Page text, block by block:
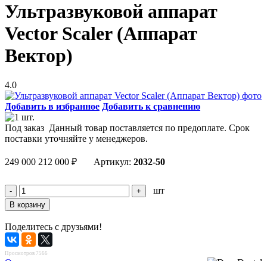
Ультразвуковой аппарат
Vector Scaler (Аппарат
Вектор)
4.0
Добавить в избранное Добавить к сравнению
Под заказ Данный товар поставляется по предоплате. Срок
поставки уточняйте у менеджеров.
249 000 212 000 ₽ Артикул: 2032-50
шт
Поделитесь с друзьями!
Просмотров 7566